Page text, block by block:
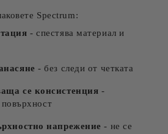
Spectrum:
- спестява материал и
- без следи от четката
се консистенция -
напрежение - не се